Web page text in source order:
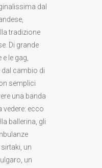
dal
tradizione
Di grande
le gag,
cambio di
semplici
una banda
ecco
ballerina, gli
un
un